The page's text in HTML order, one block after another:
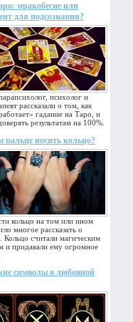
мракобесие или
для подсознания?
психолог и
рассказали о том, как
гадание на Таро, и
результатам на 100%.
пальце носить кольцо?
кольцо на том или ином
многое рассказать о
Кольцо считали магическим
и придавали ему огромное
символы в любовной